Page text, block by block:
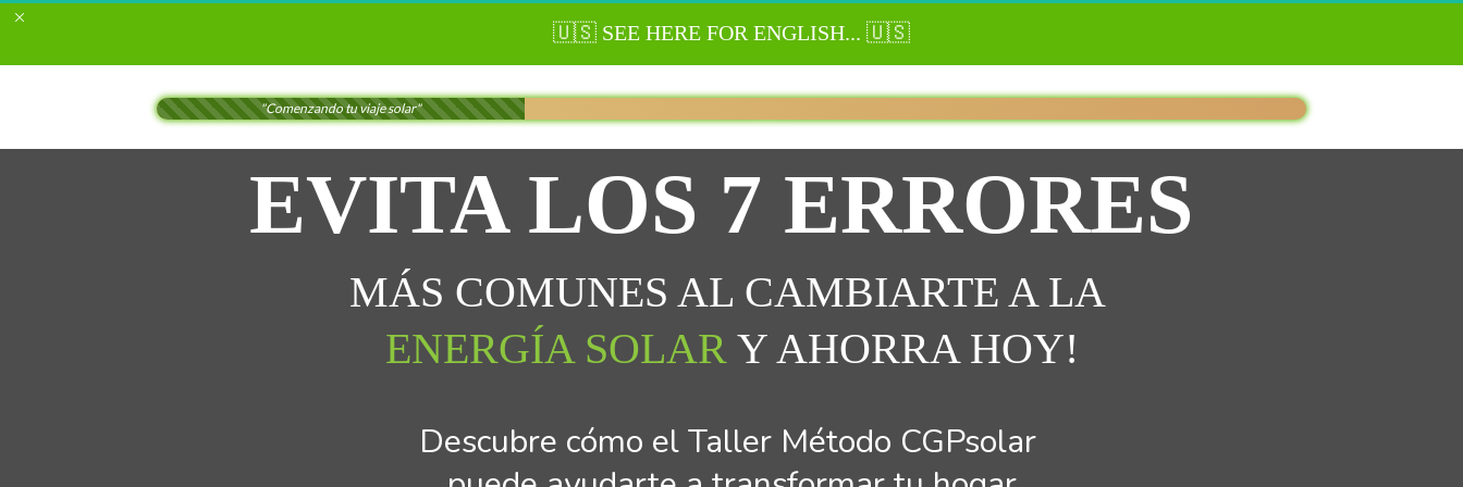
🇺🇸 SEE HERE FOR ENGLISH... 🇺🇸
"Comenzando tu viaje solar"
EVITA LOS 7 ERRORES
MÁS COMUNES AL CAMBIARTE A LA
ENERGÍA SOLAR Y AHORRA HOY!
Descubre cómo el Taller Método CGPsolar